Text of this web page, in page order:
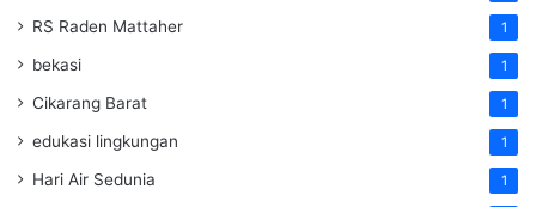
RS Raden Mattaher 1
bekasi 1
Cikarang Barat 1
edukasi lingkungan 1
Hari Air Sedunia 1